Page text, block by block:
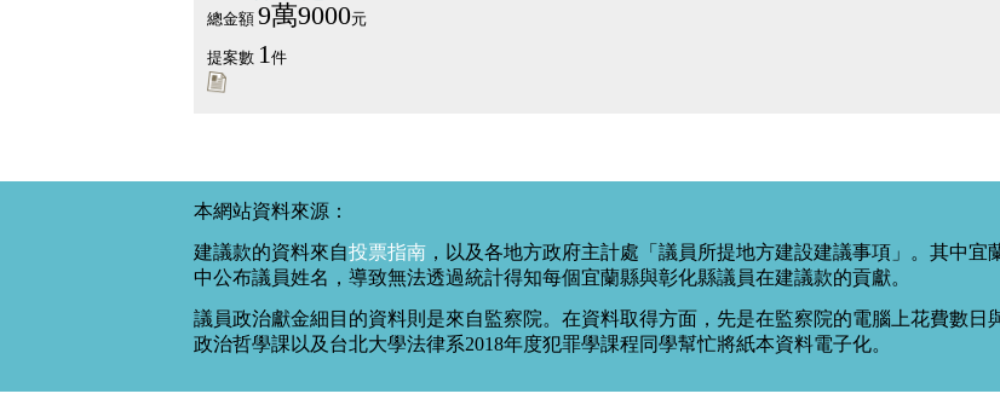
總金額9萬9000元
提案數 1件
本網站資料來源：
建議款的資料來自投票指南 ，以及各地方政府主計處「議員所提地方建設建議事項」。其中
中公布議員姓名，導致無法透過統計得知每個宜蘭縣與彰化縣議員在建議款的貢獻。
議員政治獻金細目的資料則是來自監察院。在資料取得方面，先是在監察院的電腦上花費數日
政治哲學課以及台北大學法律系2018年度犯罪學課程同學幫忙將紙本資料電子化。